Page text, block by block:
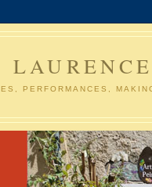
PERFORMANCES,